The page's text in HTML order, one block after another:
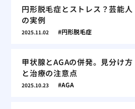
円形脱毛症とストレス？芸能人
の実例
2025.11.02 円形脱毛症
甲状腺とAGAの併発。見分け方
と治療の注意点
2025.10.23 AGA